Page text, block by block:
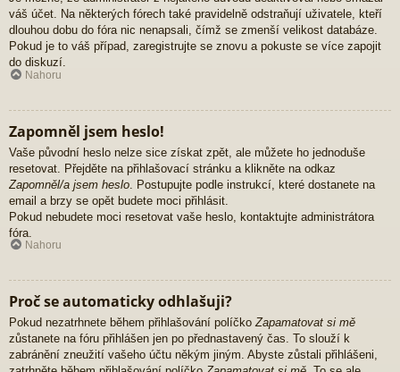
váš účet. Na některých fórech také pravidelně odstraňují uživatele, kteří
dlouhou dobu do fóra nic nenapsali, čímž se zmenší velikost databáze.
Pokud je to váš případ, zaregistrujte se znovu a pokuste se více zapojit
do diskuzí.
Nahoru
Zapomněl jsem heslo!
Vaše původní heslo nelze sice získat zpět, ale můžete ho jednoduše
resetovat. Přejděte na přihlašovací stránku a klikněte na odkaz
Zapomněl/a jsem heslo . Postupujte podle instrukcí, které dostanete na
email a brzy se opět budete moci přihlásit.
Pokud nebudete moci resetovat vaše heslo, kontaktujte administrátora
fóra.
Nahoru
Proč se automaticky odhlašuji?
Pokud nezatrhnete během přihlašování políčkoZapamatovat si mě
zůstanete na fóru přihlášen jen po přednastavený čas. To slouží k
zabránění zneužití vašeho účtu někým jiným. Abyste zůstali přihlášeni,